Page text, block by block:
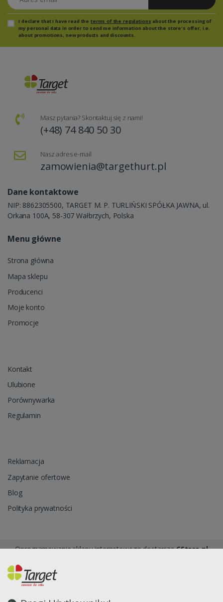
I declare that I have read the terms of the regulations about the processing of
my personal data in order to send me information about the store's offer, i.e.
about promotions, new products and discounts.
Masz pytania? Skontaktuj się z nami!
(+48) 74 840 50 30
Nasz adres e-mail
zamowienia@targethurt.pl
Dane kontaktowe
NIP: 8862305500, TARGET M. P. TURLIŃSKI SPÓŁKA JAWNA, ul.
Orkana 100A, 58-307 Wałbrzych, Polska
Menu główne
Strona główna
Mapa sklepu
Producenci
Moje konto
Promocje
Kontakt
Ulubione
Porównywarka
Regulamin
Reklamacja
Zapytanie ofertowe
Blog
Polityka prywatności
Oprogramowanie sklepu internetowego dostarczaCStore.pl